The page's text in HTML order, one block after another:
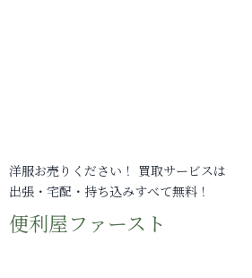
洋服お売りください！ 買取サービスは
出張・宅配・持ち込みすべて無料！
便利屋ファースト